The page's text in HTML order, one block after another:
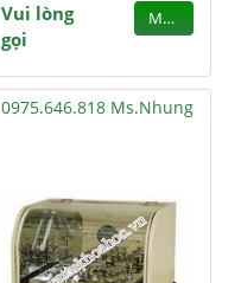
Vui lòng
gọi
MUA
0975.646.818 Ms.Nhung